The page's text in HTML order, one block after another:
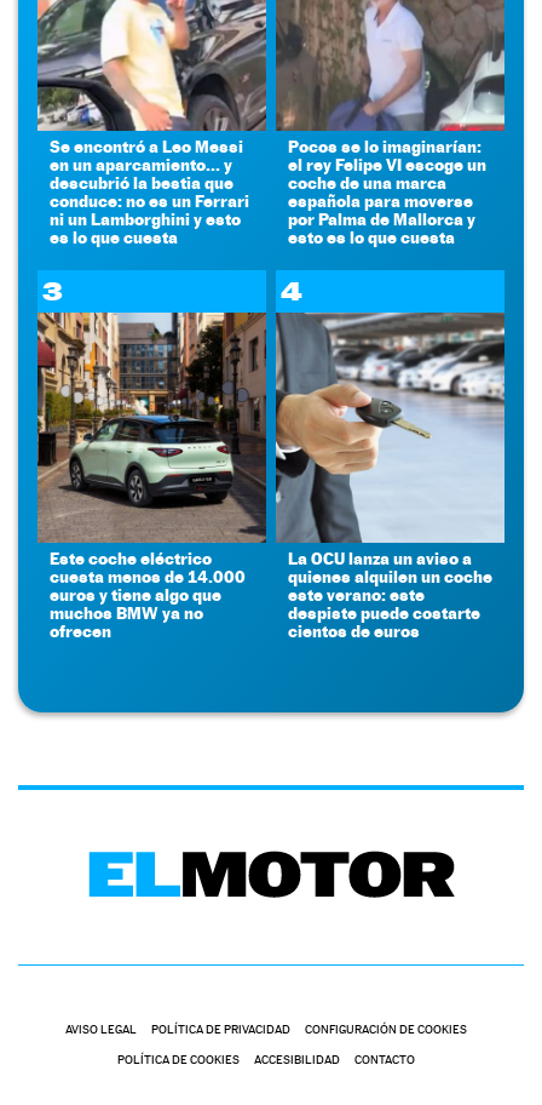
Se encontró a Leo Messi
en un aparcamiento... y
descubrió la bestia que
conduce: no es un Ferrari
ni un Lamborghini y esto
es lo que cuesta
Pocos se lo imaginarían:
el rey Felipe VI escoge un
coche de una marca
española para moverse
por Palma de Mallorca y
esto es lo que cuesta
3
Este coche eléctrico
cuesta menos de 14.000
euros y tiene algo que
muchos BMW ya no
ofrecen
4
La OCU lanza un aviso a
quienes alquilen un coche
este verano: este
despiste puede costarte
cientos de euros
AVISO LEGAL POLÍTICA DE PRIVACIDAD CONFIGURACIÓN DE COOKIES
POLÍTICA DE COOKIES ACCESIBILIDAD CONTACTO